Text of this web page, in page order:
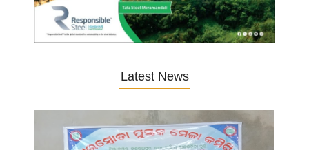
Latest News